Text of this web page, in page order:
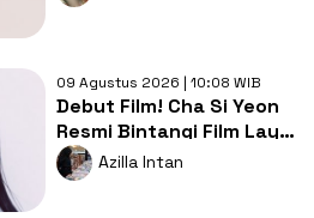
09 Agustus 2026 | 10:08 WIB
Debut Film! Cha Si Yeon
Resmi Bintangi Film Layar
Lebar The Pinnacle
Azilla Intan